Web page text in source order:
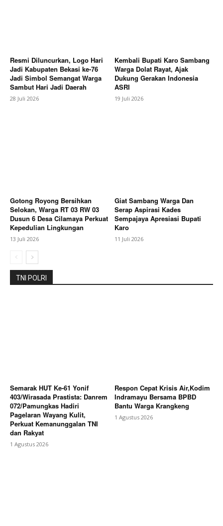
About
Contact us
Subscription Plans
Resmi Diluncurkan, Logo Hari
Jadi Kabupaten Bekasi ke-76
Jadi Simbol Semangat Warga
Sambut Hari Jadi Daerah
28 Juli 2026
Kembali Bupati Karo Sambang
Warga Dolat Rayat, Ajak
Dukung Gerakan Indonesia
ASRI
19 Juli 2026
Gotong Royong Bersihkan
Selokan, Warga RT 03 RW 03
Dusun 6 Desa Cilamaya Perkuat
Kepedulian Lingkungan
13 Juli 2026
Giat Sambang Warga Dan
Serap Aspirasi Kades
Sempajaya Apresiasi Bupati
Karo
11 Juli 2026
TNI POLRI
Semarak HUT Ke-61 Yonif
403/Wirasada Prastista: Danrem
072/Pamungkas Hadiri
Pagelaran Wayang Kulit,
Perkuat Kemanunggalan TNI
dan Rakyat
1 Agustus 2026
Respon Cepat Krisis Air,Kodim
Indramayu Bersama BPBD
Bantu Warga Krangkeng
1 Agustus 2026